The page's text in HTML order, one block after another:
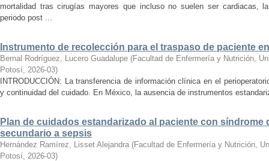
mortalidad tras cirugías mayores que incluso no suelen ser cardiacas,
periodo post ...
Instrumento de recolección para el traspaso de paciente
Bernal Rodríguez, Lucero Guadalupe (Facultad de Enfermería y Nutrición,
Potosí, 2026-03)
INTRODUCCIÓN: La transferencia de información clínica en el
y continuidad del cuidado. En México, la ausencia de instrumentos
Plan de cuidados estandarizado al paciente con
secundario a sepsis
Hernández Ramírez, Lisset Alejandra (Facultad de Enfermería y Nutrición,
Potosí, 2026-03)